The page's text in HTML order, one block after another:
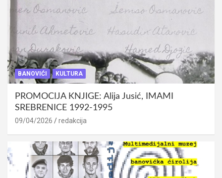
BANOVIĆI KULTURA
PROMOCIJA KNJIGE: Alija Jusić, IMAMI
SREBRENICE 1992-1995
09/04/2026 redakcija